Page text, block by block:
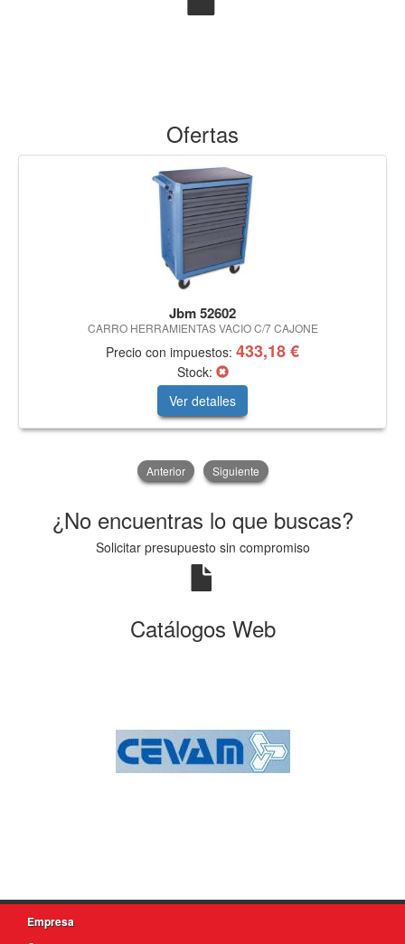
Ofertas
Jbm 52602
CARRO HERRAMIENTAS VACIO C/7 CAJONE
Precio con impuestos: 433,18 €
Stock:
Ver detalles
Anterior Siguiente
¿No encuentras lo que buscas?
Solicitar presupuesto sin compromiso
Catálogos Web
Empresa